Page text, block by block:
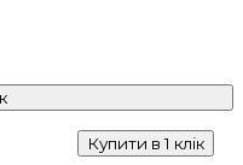
Купити в 1 клік